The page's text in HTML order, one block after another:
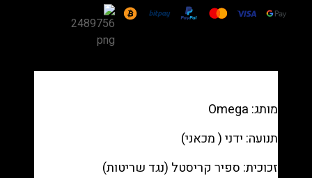
Globemaster
רפליקה
(העתק)
מק"ט
מותג: Omega
תנועה: ידני ( מכאני)
זכוכית: ספיר קריסטל (נגד שריטות)